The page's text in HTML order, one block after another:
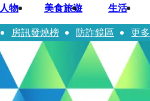
人物 美食旅遊 生活
房訊發燒榜 防詐鏡區 更多